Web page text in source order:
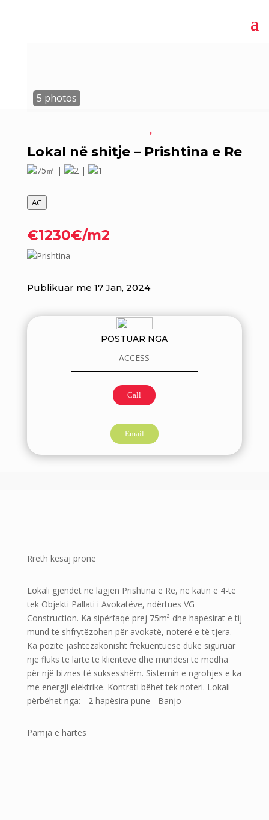
→
Lokal në shitje – Prishtina e Re
75㎡ | 2 | 1
AC
€1230€/m2
Prishtina
Publikuar me 17 Jan, 2024
POSTUAR NGA
ACCESS
Call
Email
Rreth kësaj prone
Lokali gjendet në lagjen Prishtina e Re, në katin e 4-të
tek Objekti Pallati i Avokatëve, ndërtues VG
Construction. Ka sipërfaqe prej 75m² dhe hapësirat e tij
mund të shfrytëzohen për avokatë, noterë e të tjera.
Ka pozitë jashtëzakonisht frekuentuese duke siguruar
një fluks të lartë të klientëve dhe mundësi të mëdha
për një biznes të suksesshëm. Sistemin e ngrohjes e ka
me energji elektrike. Kontrati bëhet tek noteri. Lokali
përbëhet nga: - 2 hapësira pune - Banjo
Pamja e hartës